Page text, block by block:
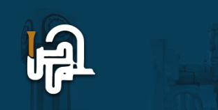
content
main
navigation
footer